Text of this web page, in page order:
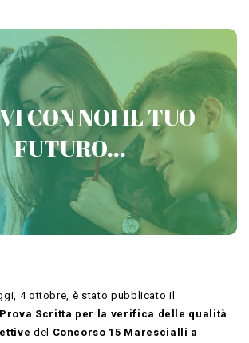
CON NOI IL TUO
FUTURO...
CON VICTORIA
MILITARI
Contattaci
4 ottobre, è stato pubblicato il
Scritta per la verifica delle qualità
del Concorso 15 Marescialli a